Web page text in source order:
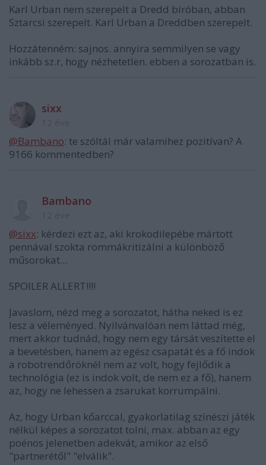
Karl Urban nem szerepelt a Dredd bíróban, abban
Sztarcsi szerepelt. Karl Urban a Dreddben szerepelt.
Hozzátenném: sajnos. annyira semmilyen se vagy
inkább sz.r, hogy nézhetetlen. ebben a sorozatban is.
sixx
@Bambano: te szóltál már valamihez pozitívan? A
9166 kommentedben?
Bambano
@sixx: kérdezi ezt az, aki krokodilepébe mártott
pennával szokta rommákritizálni a különböző
műsorokat...
SPOILER ALLERT!!!!
Javaslom, nézd meg a sorozatot, hátha neked is ez
lesz a véleményed. Nyilvánvalóan nem láttad még,
mert akkor tudnád, hogy nem egy társát veszítette el
a bevetésben, hanem az egész csapatát és a fő indok
a robotrendőröknél nem az volt, hogy fejlődik a
technológia (ez is indok volt, de nem ez a fő), hanem
az, hogy ne lehessen a zsarukat korrumpálni.
Az, hogy Urban kőarccal, gyakorlatilag színészi játék
nélkül képes a sorozatot tolni, max. abban az egy
poénos jelenetben adekvát, amikor az első
"partnerétől" "elválik".